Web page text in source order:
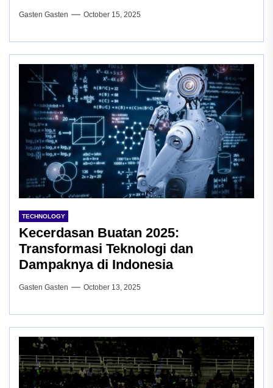
Gasten Gasten October 15, 2025
TECHNOLOGY
Kecerdasan Buatan 2025:
Transformasi Teknologi dan
Dampaknya di Indonesia
Gasten Gasten October 13, 2025